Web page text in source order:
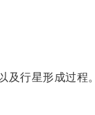
行星形成过程。